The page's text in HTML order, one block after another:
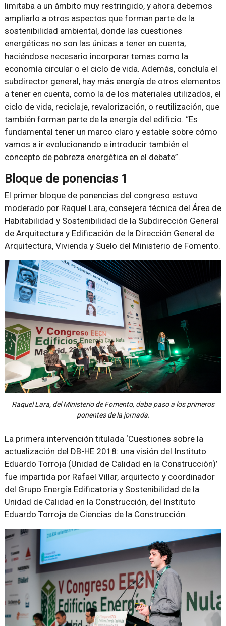
limitaba a un ámbito muy restringido, y ahora debemos
ampliarlo a otros aspectos que forman parte de la
sostenibilidad ambiental, donde las cuestiones
energéticas no son las únicas a tener en cuenta,
haciéndose necesario incorporar temas como la
economía circular o el ciclo de vida. Además, concluía el
subdirector general, hay más energía de otros elementos
a tener en cuenta, como la de los materiales utilizados, el
ciclo de vida, reciclaje, revalorización, o reutilización, que
también forman parte de la energía del edificio. “Es
fundamental tener un marco claro y estable sobre cómo
vamos a ir evolucionando e introducir también el
concepto de pobreza energética en el debate”.
Bloque de ponencias 1
El primer bloque de ponencias del congreso estuvo
moderado por Raquel Lara, consejera técnica del Área de
Habitabilidad y Sostenibilidad de la Subdirección General
de Arquitectura y Edificación de la Dirección General de
Arquitectura, Vivienda y Suelo del Ministerio de Fomento.
Raquel Lara, del Ministerio de Fomento, daba paso a los primeros
ponentes de la jornada.
La primera intervención titulada ‘Cuestiones sobre la
actualización del DB-HE 2018: una visión del Instituto
Eduardo Torroja (Unidad de Calidad en la Construcción)’
fue impartida por Rafael Villar, arquitecto y coordinador
del Grupo Energía Edificatoria y Sostenibilidad de la
Unidad de Calidad en la Construcción, del Instituto
Eduardo Torroja de Ciencias de la Construcción.